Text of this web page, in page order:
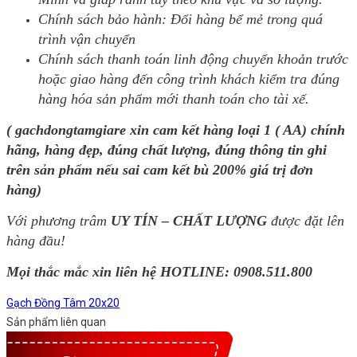
Chính sách bảo hành: Đổi hàng bể mẻ trong quá
trình vận chuyển
Chính sách thanh toán linh động chuyển khoản trước
hoặc giao hàng đến công trình khách kiểm tra đúng
hàng hóa sản phẩm mới thanh toán cho tài xế.
( gachdongtamgiare xin cam kết hàng loại 1 ( AA) chính
hãng, hàng đẹp, đúng chất lượng, đúng thông tin ghi
trên sản phẩm nếu sai cam kết bù 200% giá trị đơn
hàng)
Với phương trâm UY TÍN – CHẤT LƯỢNG được đặt lên
hàng đầu!
Mọi thắc mắc xin liên hệ HOTLINE: 0908.511.800
Gạch Đồng Tâm 20x20
Sản phẩm liên quan